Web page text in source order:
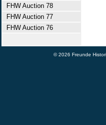
FHW Auction 78
FHW Auction 77
FHW Auction 76
© 2026 Freunde